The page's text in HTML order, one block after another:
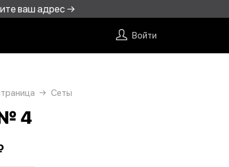
ваш адрес →
Войти
Сеты
4